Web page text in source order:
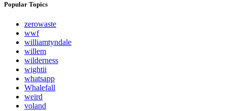
Popular Topics
zerowaste
wwf
williamtyndale
willem
wilderness
wightii
whatsapp
Whalefall
weird
voland